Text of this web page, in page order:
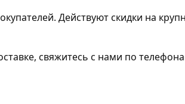
Действуют скидки на
свяжитесь с нами по